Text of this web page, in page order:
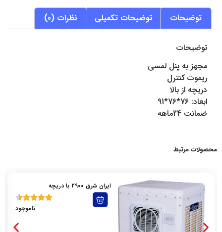
توضیحات توضیحات تکمیلی نظرات (0)
توضیحات
مجهز به پنل لمسی
ریموت کنترل
دریچه از بالا
ابعاد: 76*76*91
ضمانت 24ماهه
محصولات مرتبط
ایران شرق 2900 با دریچه
ناموجود